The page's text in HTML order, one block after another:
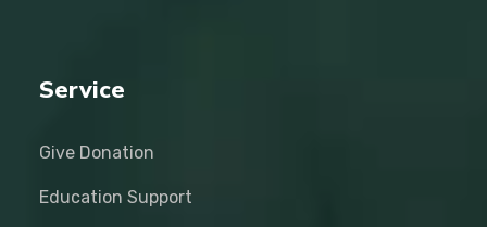
Service
Give Donation
Education Support